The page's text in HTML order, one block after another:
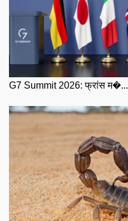
G7 Summit 2026: फ्रांस म�...